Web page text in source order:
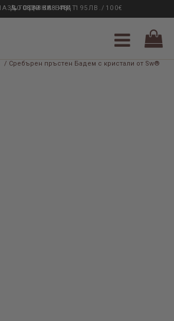
33 ГОДИНИ ОПИТ
ДОСТАВКА НАД 195ЛВ./100€
0889 888 484
/ Сребърен пръстен Бадем с кристали от Sw®